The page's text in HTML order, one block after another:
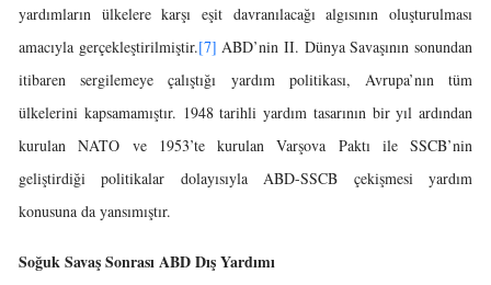
yardımların ülkelere karşı eşit davranılacağı algısının oluşturulması
amacıyla gerçekleştirilmiştir.[7] ABD’nin II. Dünya Savaşının sonundan
itibaren sergilemeye çalıştığı yardım politikası, Avrupa’nın tüm
ülkelerini kapsamamıştır. 1948 tarihli yardım tasarının bir yıl ardından
kurulan NATO ve 1953’te kurulan Varşova Paktı ile SSCB’nin
geliştirdiği politikalar dolayısıyla ABD-SSCB çekişmesi yardım
konusuna da yansımıştır.
Soğuk Savaş Sonrası ABD Dış Yardımı